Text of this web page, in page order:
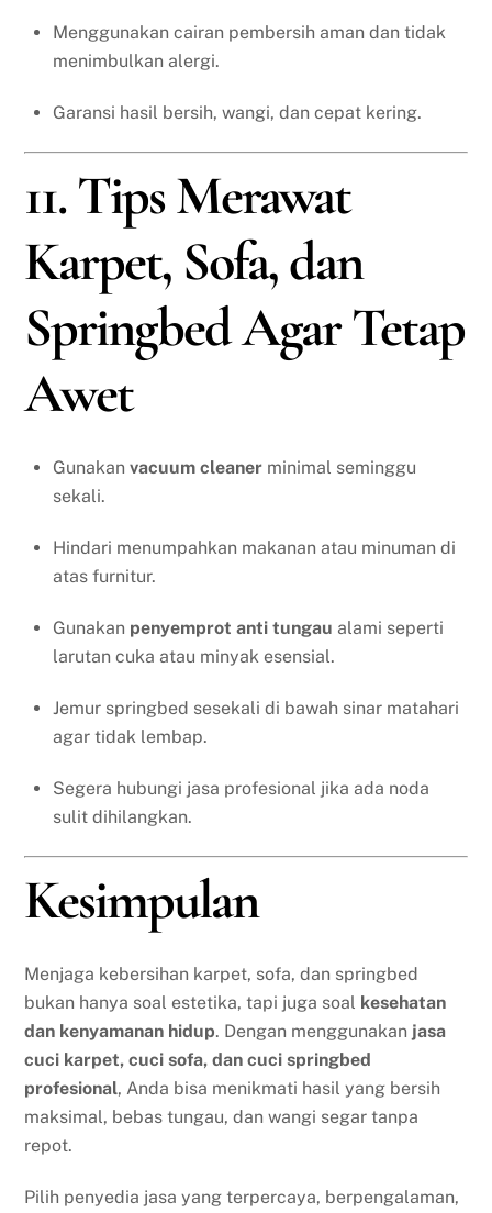
Menggunakan cairan pembersih aman dan tidak
menimbulkan alergi.
Garansi hasil bersih, wangi, dan cepat kering.
11. Tips Merawat
Karpet, Sofa, dan
Springbed Agar Tetap
Awet
Gunakan vacuum cleaner minimal seminggu
sekali.
Hindari menumpahkan makanan atau minuman di
atas furnitur.
Gunakan penyemprot anti tungau alami seperti
larutan cuka atau minyak esensial.
Jemur springbed sesekali di bawah sinar matahari
agar tidak lembap.
Segera hubungi jasa profesional jika ada noda
sulit dihilangkan.
Kesimpulan
Menjaga kebersihan karpet, sofa, dan springbed
bukan hanya soal estetika, tapi juga soal kesehatan
dan kenyamanan hidup. Dengan menggunakan jasa
cuci karpet, cuci sofa, dan cuci springbed
profesional, Anda bisa menikmati hasil yang bersih
maksimal, bebas tungau, dan wangi segar tanpa
repot.
Pilih penyedia jasa yang terpercaya, berpengalaman,